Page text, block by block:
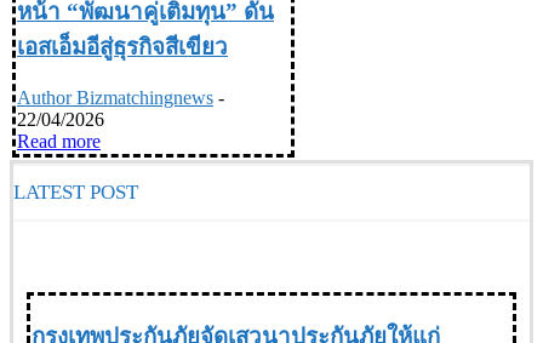
หน้า “พัฒนาคู่เติมทุน” ดัน
เอสเอ็มอีสู่ธุรกิจสีเขียว
Author Bizmatchingnews -
22/04/2026
Read more
LATEST POST
กรุงเทพประกันภัยจัดเสวนาประกันภัยให้แก่